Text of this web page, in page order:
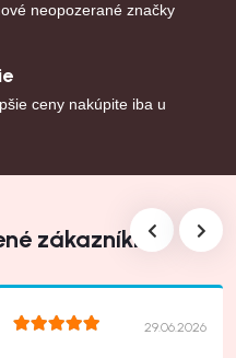
neopozerané značky
ceny nakúpite iba u
zákazníkmi
29.06.2026